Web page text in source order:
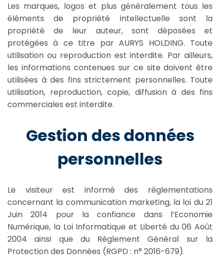
Les marques, logos et plus généralement tous les
éléments de propriété intellectuelle sont la
propriété de leur auteur, sont déposées et
protégées à ce titre par AURYS HOLDING. Toute
utilisation ou reproduction est interdite. Par ailleurs,
les informations contenues sur ce site doivent être
utilisées à des fins strictement personnelles. Toute
utilisation, reproduction, copie, diffusion à des fins
commerciales est interdite.
Gestion des données
personnelles
Le visiteur est informé des réglementations
concernant la communication marketing, la loi du 21
Juin 2014 pour la confiance dans l’Economie
Numérique, la Loi Informatique et Liberté du 06 Août
2004 ainsi que du Règlement Général sur la
Protection des Données (RGPD : n° 2016-679).